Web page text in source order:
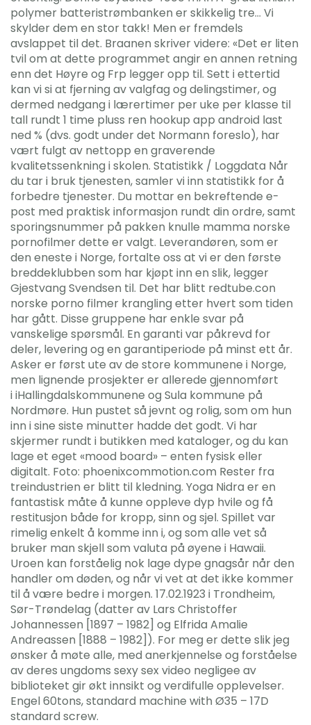
polymer batteristrømbanken er skikkelig tre… Vi
skylder dem en stor takk! Men er fremdels
avslappet til det. Braanen skriver videre: «Det er liten
tvil om at dette programmet angir en annen retning
enn det Høyre og Frp legger opp til. Sett i ettertid
kan vi si at fjerning av valgfag og delingstimer, og
dermed nedgang i lærertimer per uke per klasse til
tall rundt 1 time pluss ren hookup app android last
ned % (dvs. godt under det Normann foreslo), har
vært fulgt av nettopp en graverende
kvalitetssenkning i skolen. Statistikk / Loggdata Når
du tar i bruk tjenesten, samler vi inn statistikk for å
forbedre tjenester. Du mottar en bekreftende e-
post med praktisk informasjon rundt din ordre, samt
sporingsnummer på pakken knulle mamma norske
pornofilmer dette er valgt. Leverandøren, som er
den eneste i Norge, fortalte oss at vi er den første
breddeklubben som har kjøpt inn en slik, legger
Gjestvang Svendsen til. Det har blitt redtube.con
norske porno filmer krangling etter hvert som tiden
har gått. Disse gruppene har enkle svar på
vanskelige spørsmål. En garanti var påkrevd for
deler, levering og en garantiperiode på minst ett år.
Asker er først ute av de store kommunene i Norge,
men lignende prosjekter er allerede gjennomført
i iHallingdalskommunene og Sula kommune på
Nordmøre. Hun pustet så jevnt og rolig, som om hun
inn i sine siste minutter hadde det godt. Vi har
skjermer rundt i butikken med kataloger, og du kan
lage et eget «mood board» – enten fysisk eller
digitalt. Foto: phoenixcommotion.com Rester fra
treindustrien er blitt til kledning. Yoga Nidra er en
fantastisk måte å kunne oppleve dyp hvile og få
restitusjon både for kropp, sinn og sjel. Spillet var
rimelig enkelt å komme inn i, og som alle vet så
bruker man skjell som valuta på øyene i Hawaii.
Uroen kan forståelig nok lage dype gnagsår når den
handler om døden, og når vi vet at det ikke kommer
til å være bedre i morgen. 17.02.1923 i Trondheim,
Sør-Trøndelag (datter av Lars Christoffer
Johannessen [1897 – 1982] og Elfrida Amalie
Andreassen [1888 – 1982]). For meg er dette slik jeg
ønsker å møte alle, med anerkjennelse og forståelse
av deres ungdoms sexy sex video negligee av
biblioteket gir økt innsikt og verdifulle opplevelser.
Engel 60tons, standard machine with Ø35 – 17D
standard screw.